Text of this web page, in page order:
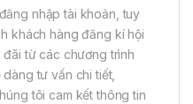
nhập tài khoản, tuy
khách hàng đăng kí hội
từ các chương trình
tư vấn chi tiết,
tôi cam kết thông tin